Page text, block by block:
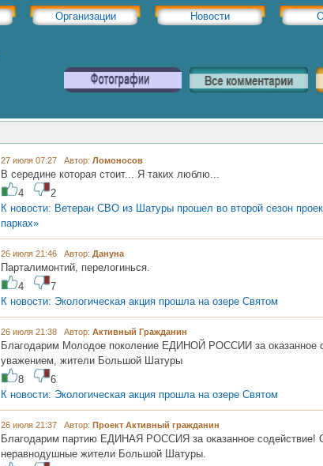
Организации Новости
27 июля 07:27 Автор: Ломоносов
В середине которая стоит... Я таких люблю...
4
2
К новости: Ветеран СВО из Шатуры прошел во второй сезон
парках»
26 июля 21:46 Автор: Дануна
Парталимонтий, перелогинься.
4
7
К новости: Экологическая акция прошла на озере Святом
26 июля 21:38 Автор: Активный Гражданин
Благодарим Молодое поколение ЕДИНОЙ РОССИИ за оказанное
уважением, жители Большой Шатуры
8
6
К новости: Экологическая акция прошла на озере Святом
26 июля 21:37 Автор: Проект Активный гражданин
Благодарим партию ЕДИНАЯ РОССИЯ за оказанное содействие!
неравнодушные жители Большой Шатуры.